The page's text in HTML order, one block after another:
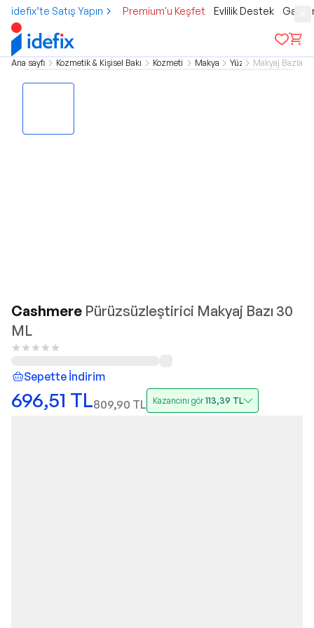
idefix’te Satış Yapın Premium'u Keşfet Evlilik Destek
Ana sayfa Kozmetik & Kişisel Bakım Kozmetik Makyaj Yüz Makyaj Bazları
Cashmere Pürüzsüzleştirici Makyaj Bazı 30
ML
Sepette İndirim
696,51 TL809,90 TL Kazancını gör113,39 TL